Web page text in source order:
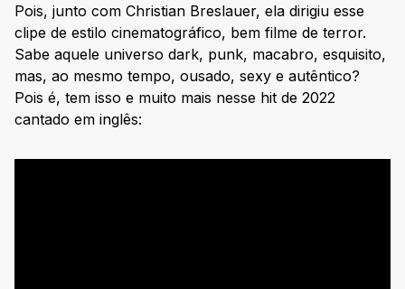
Pois, junto com Christian Breslauer, ela dirigiu esse
clipe de estilo cinematográfico, bem filme de terror.
Sabe aquele universo dark, punk, macabro, esquisito,
mas, ao mesmo tempo, ousado, sexy e autêntico?
Pois é, tem isso e muito mais nesse hit de 2022
cantado em inglês: